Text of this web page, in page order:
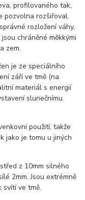
profilovaného tak,
pozvolna rozšiřoval.
rozložení váhy,
chráněné měkkými
zem.
je ze speciálního
září ve tmě (na
materiál s energií
slunečnímu
použití, takže
jako je tomu u jiných
z 10mm silného
2mm. Jsou extrémně
svítí ve tmě.